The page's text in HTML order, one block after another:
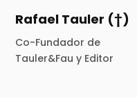
Rafael Tauler (†)
Co-Fundador de
Tauler&Fau y Editor